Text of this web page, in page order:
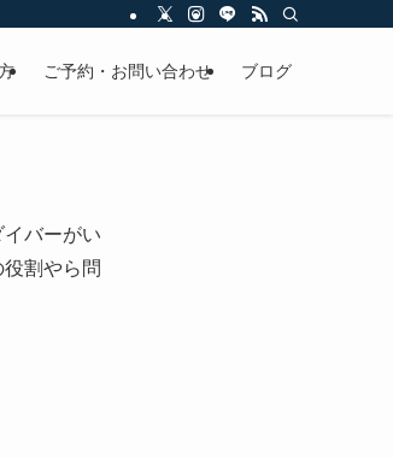
ご予約・お問い合わせ ブログ
バーがい
割やら問